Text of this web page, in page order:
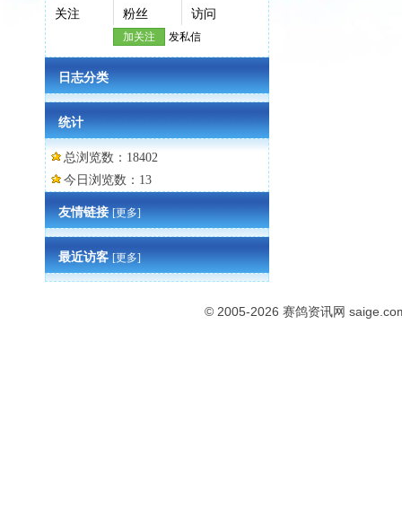
关注 粉丝 访问
加关注 发私信
日志分类
统计
总浏览数：18402
今日浏览数：13
友情链接[更多]
最近访客[更多]
© 2005-2026 赛鸽资讯网